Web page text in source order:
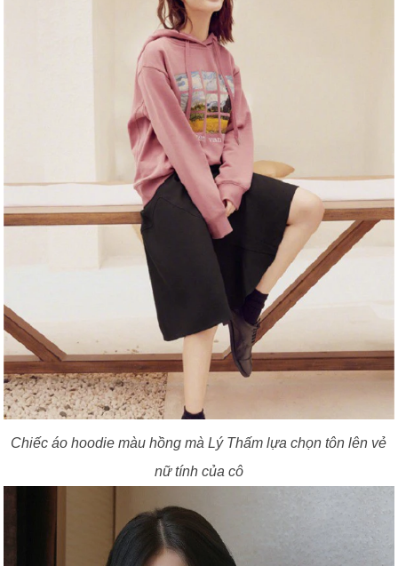
Chiếc áo hoodie màu hồng mà Lý Thấm lựa chọn tôn lên vẻ
nữ tính của cô